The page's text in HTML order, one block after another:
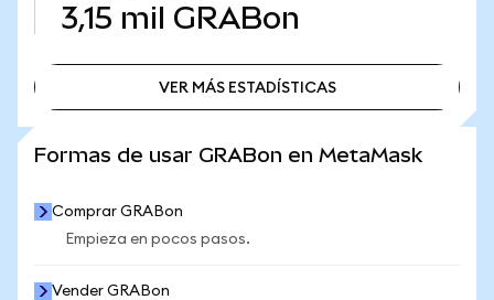
3,15 mil GRABon
VER MÁS ESTADÍSTICAS
Formas de usar GRABon en MetaMask
Comprar GRABon
Empieza en pocos pasos.
Vender GRABon